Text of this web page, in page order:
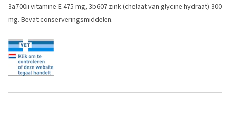
3a700ii vitamine E 475 mg, 3b607 zink (chelaat van glycine hydraat) 300
mg. Bevat conserveringsmiddelen.